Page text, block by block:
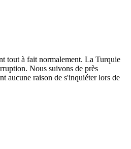
tout à fait normalement. La Turquie
Nous suivons de près
aucune raison de s'inquiéter lors de